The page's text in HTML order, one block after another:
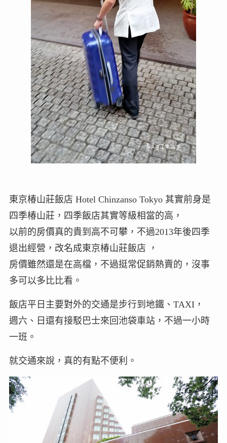
東京椿山莊飯店 Hotel Chinzanso Tokyo 其實前身是
四季椿山莊，四季飯店其實等級相當的高，
以前的房價真的貴到高不可攀，不過2013年後四季
退出經營，改名成東京椿山莊飯店 ，
房價雖然還是在高檔，不過挺常促銷熱賣的，沒事
多可以多比比看。
飯店平日主要對外的交通是步行到地鐵、TAXI，
週六、日還有接駁巴士來回池袋車站，不過一小時
一班。
就交通來說，真的有點不便利。